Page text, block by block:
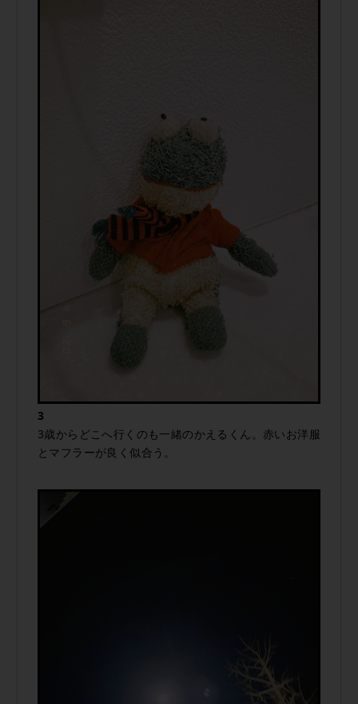
3
3歳からどこへ行くのも一緒のかえるくん。赤いお洋服
とマフラーが良く似合う。